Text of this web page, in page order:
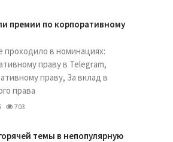
премии по корпоративному
проходило в номинациях:
праву в Telegram,
праву, За вклад в
права
703
темы в непопулярную